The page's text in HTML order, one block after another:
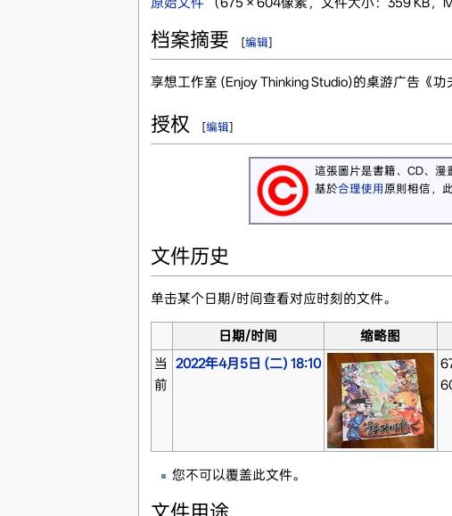
档案摘要 [编辑]
享想工作室 (Enjoy Thinking Studio)的桌游广告《功
授权 [编辑]
這張圖片是書籍、CD、漫
基於合理使用 原則相信，
文件历史
单击某个日期/时间查看对应时刻的文件。
日期/时间 缩略图
当
前
2022年4月5日 (二) 18:10
您不可以覆盖此文件。